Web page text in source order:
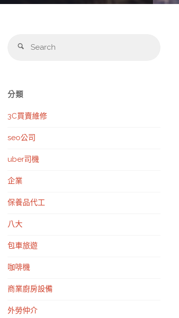
Search
分類
3C買賣維修
seo公司
uber司機
企業
保養品代工
八大
包車旅遊
咖啡機
商業廚房設備
外勞仲介